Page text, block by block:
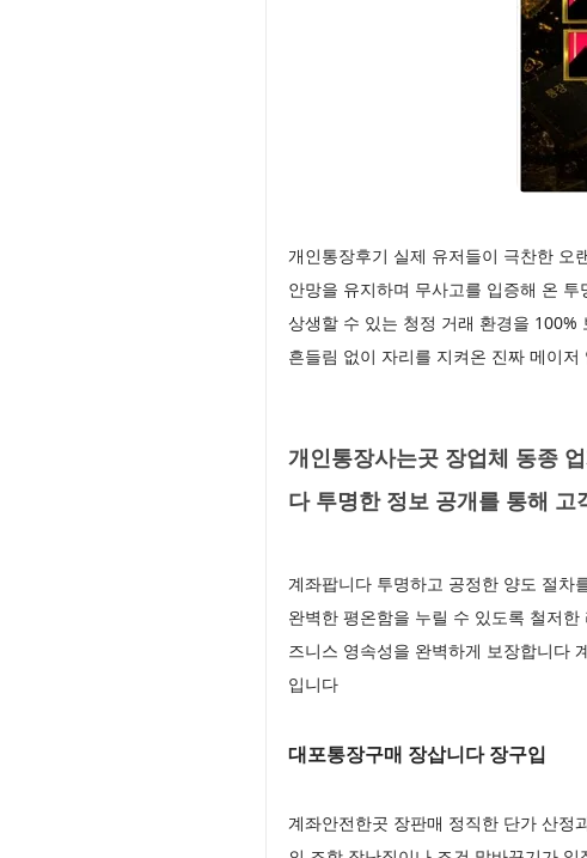
개인통장후기 실제 유저들이 극찬한 오
안망을 유지하며 무사고를 입증해 온
상생할 수 있는 청정 거래 환경을
흔들림 없이 자리를 지켜온 진짜 메이
개인통장사는곳 장업체 동종
다 투명한 정보 공개를 통해
계좌팝니다 투명하고 공정한 양도 절차
완벽한 평온함을 누릴 수 있도록 철저
즈니스 영속성을 완벽하게 보장합니다
입니다
대포통장구매 장삽니다 장구입
계좌안전한곳 장판매 정직한 단가 산정